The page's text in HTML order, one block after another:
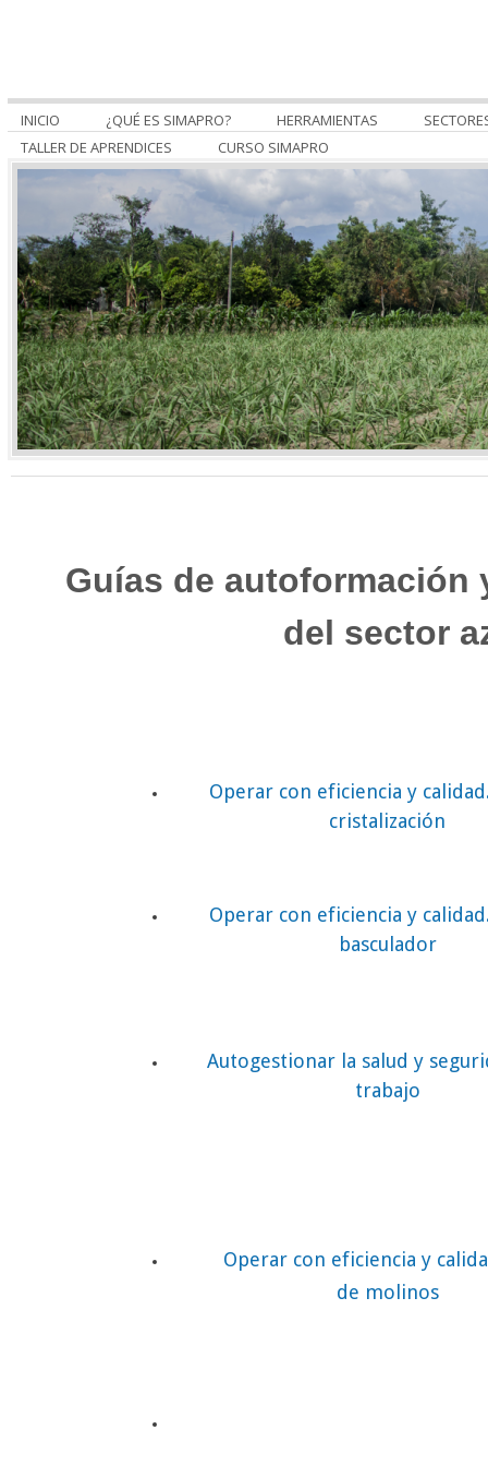
INICIO ¿QUÉ ES SIMAPRO? HERRAMIENTAS
TALLER DE APRENDICES
CURSO SIMAPRO
Guías de
del sector
Operar con eficiencia y
cristalización
Operar con eficiencia y
basculador
Autogestionar la salud y
trabajo
Operar con eficiencia y
de molinos